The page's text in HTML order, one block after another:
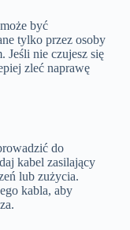
być
tylko przez osoby
Jeśli nie czujesz się
zleć naprawę
do
kabel zasilający
lub zużycia.
kabla, aby